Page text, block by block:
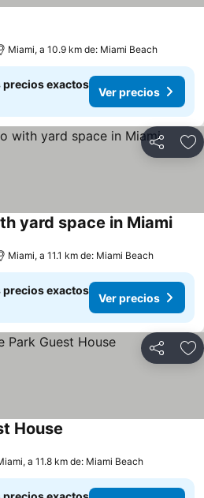
Miami, a 10.9 km de: Miami Beach
precios exactos
Ver precios
Compartir
yard space in Miami
Miami, a 11.1 km de: Miami Beach
precios exactos
Ver precios
Compartir
House
a 11.8 km de: Miami Beach